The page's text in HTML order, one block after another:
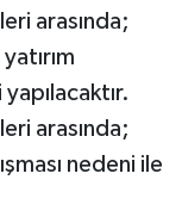
arasında;
arasında;
nedeni ile